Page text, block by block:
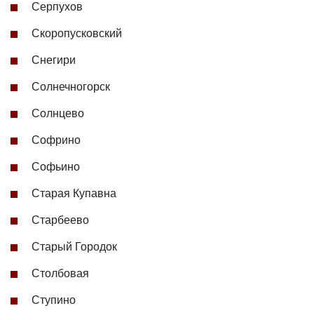
Серпухов
Скоропусковский
Снегири
Солнечногорск
Солнцево
Софрино
Софьино
Старая Купавна
Старбеево
Старый Городок
Столбовая
Ступино